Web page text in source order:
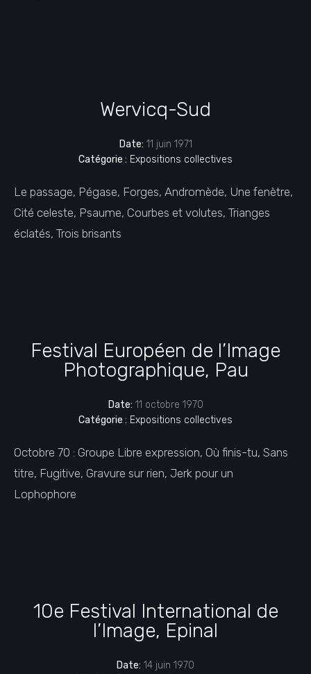
Wervicq-Sud
Date: 11 juin 1971
Catégorie : Expositions collectives
Le passage, Pégase, Forges, Andromède, Une fenètre,
Cité celeste, Psaume, Courbes et volutes, Trianges
éclatés, Trois brisants
Festival Européen de l’Image
Photographique, Pau
Date: 11 octobre 1970
Catégorie : Expositions collectives
Octobre 70 : Groupe Libre expression, Où finis-tu, Sans
titre, Fugitive, Gravure sur rien, Jerk pour un
Lophophore
10e Festival International de
l’Image, Epinal
Date: 14 juin 1970